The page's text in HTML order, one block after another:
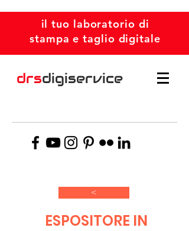
il tuo laboratorio di
stampa e taglio digitale
drsdigiservice
>
ESPOSITORE IN